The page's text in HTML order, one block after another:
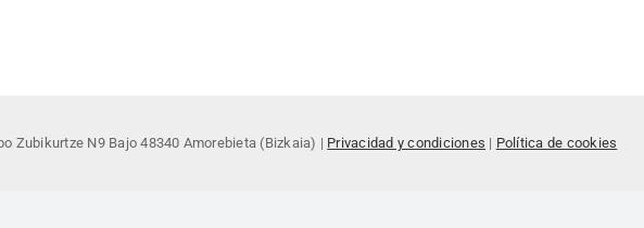
Zubikurtze N9 Bajo 48340 Amorebieta (Bizkaia) | Privacidad y condiciones | Política de cookies